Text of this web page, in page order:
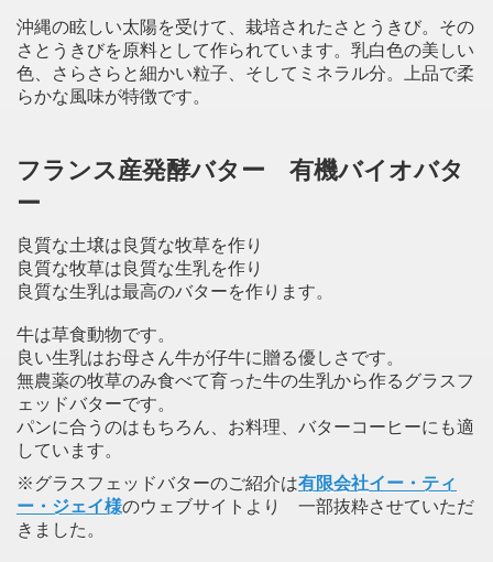
沖縄の眩しい太陽を受けて、栽培されたさとうきび。その
さとうきびを原料として作られています。乳白色の美しい
色、さらさらと細かい粒子、そしてミネラル分。上品で柔
らかな風味が特徴です。
フランス産発酵バター 有機バイオバタ
ー
良質な土壌は良質な牧草を作り
良質な牧草は良質な生乳を作り
良質な生乳は最高のバターを作ります。
牛は草食動物です。
良い生乳はお母さん牛が仔牛に贈る優しさです。
無農薬の牧草のみ食べて育った牛の生乳から作るグラスフ
ェッドバターです。
パンに合うのはもちろん、お料理、バターコーヒーにも適
しています。
※グラスフェッドバターのご紹介は有限会社イー・ティ
ー・ジェイ様のウェブサイトより 一部抜粋させていただ
きました。